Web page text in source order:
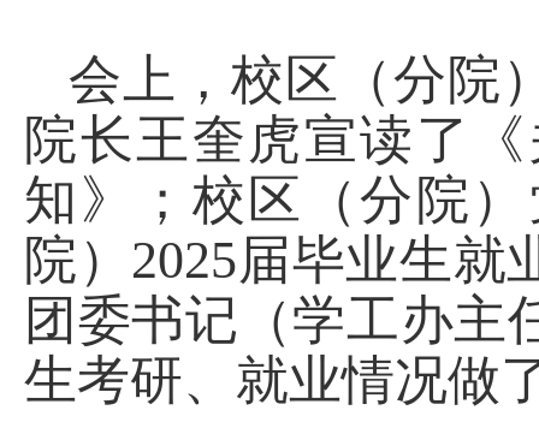
会上，校区（分院
院长王奎虎宣读了
知》；校区（分院
院） 2025届毕业生就
团委书记（学工办主
生考研、就业情况做